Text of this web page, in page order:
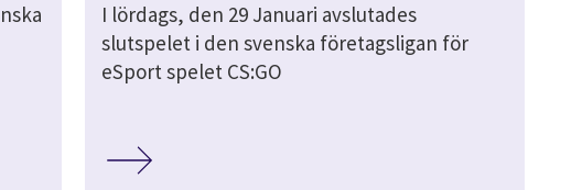
I lördags, den 29 Januari avslutades
slutspelet i den svenska företagsligan för
eSport spelet CS:GO